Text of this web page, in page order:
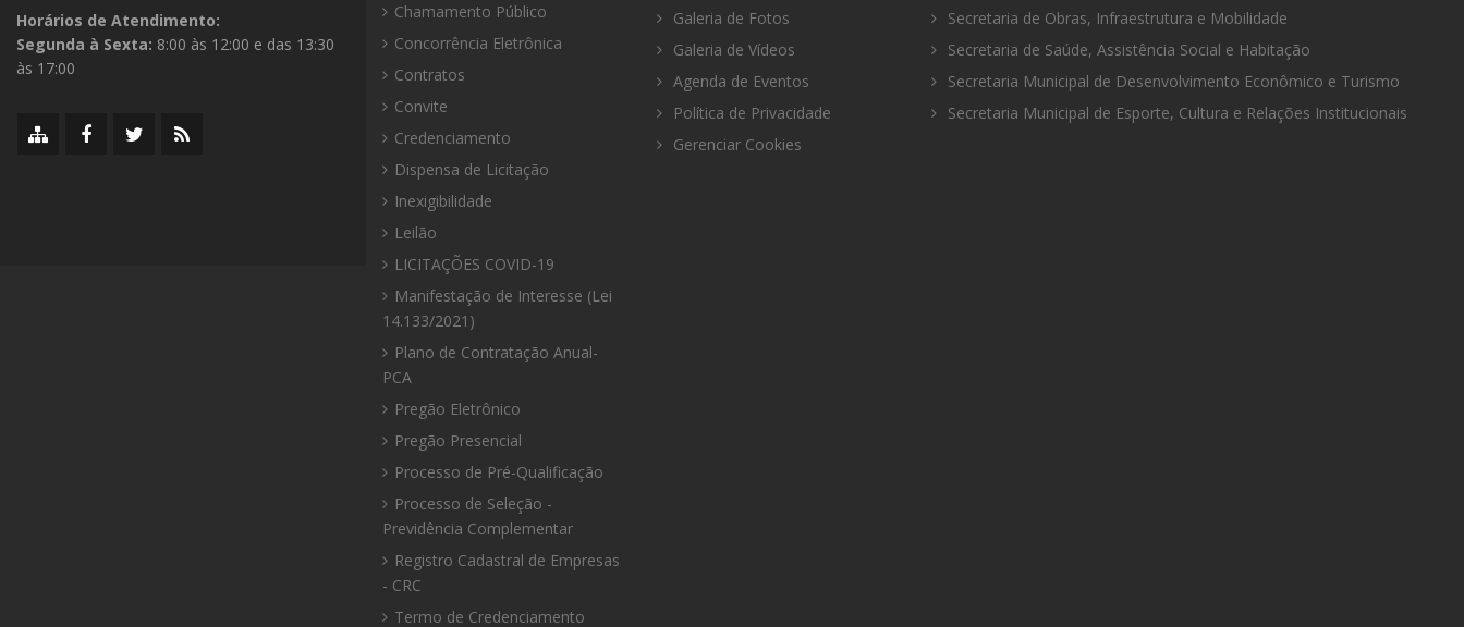
Horários de Atendimento:
Segunda à Sexta: 8:00 às 12:00 e das 13:30
às 17:00
MapaFacebookTwitter/X
RSS
Chamamento Público
Concorrência Eletrônica
Contratos
Convite
Credenciamento
Dispensa de Licitação
Inexigibilidade
Leilão
LICITAÇÕES COVID-19
Manifestação de Interesse (Lei
14.133/2021)
Plano de Contratação Anual-
PCA
Pregão Eletrônico
Pregão Presencial
Processo de Pré-Qualificação
Processo de Seleção -
Previdência Complementar
Registro Cadastral de Empresas
- CRC
Termo de Credenciamento
Galeria de Fotos
Galeria de Vídeos
Agenda de Eventos
Política de Privacidade
Gerenciar Cookies
Secretaria de Obras, Infraestrutura e Mobilidade
Secretaria de Saúde, Assistência Social e Habitação
Secretaria Municipal de Desenvolvimento Econômico e Turismo
Secretaria Municipal de Esporte, Cultura e Relações Institucionais